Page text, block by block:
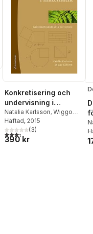
Konkretisering och
undervisning i
matematik -
Matematikdidaktik för
lärare
Natalia Karlsson, Wiggo
Kilborn
Häftad, 2015
3,3utav 5 stjärnor. Totalt antal
(3)
390 kr